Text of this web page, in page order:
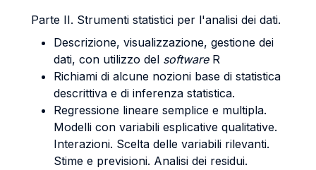
Parte II. Strumenti statistici per l'analisi dei dati.
Descrizione, visualizzazione, gestione dei
dati, con utilizzo del softwareR
Richiami di alcune nozioni base di statistica
descrittiva e di inferenza statistica.
Regressione lineare semplice e multipla.
Modelli con variabili esplicative qualitative.
Interazioni. Scelta delle variabili rilevanti.
Stime e previsioni. Analisi dei residui.